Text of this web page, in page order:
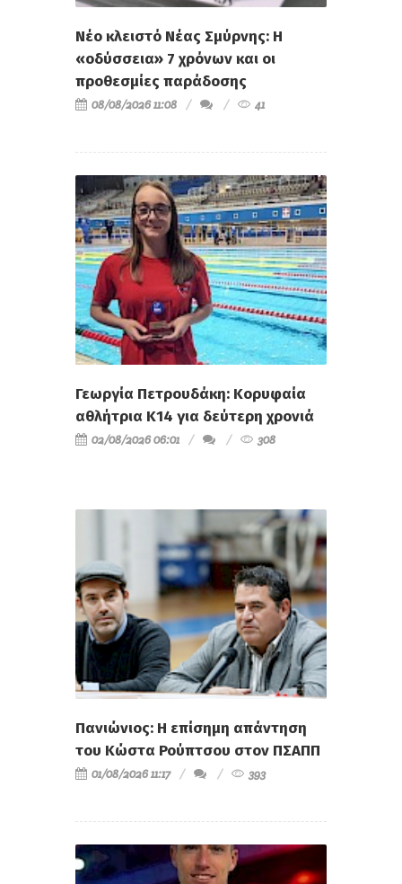
Νέο κλειστό Νέας Σμύρνης: Η
«οδύσσεια» 7 χρόνων και οι
προθεσμίες παράδοσης
08/08/2026 11:08 41
Γεωργία Πετρουδάκη: Κορυφαία
αθλήτρια Κ14 για δεύτερη χρονιά
02/08/2026 06:01 308
Πανιώνιος: Η επίσημη απάντηση
του Κώστα Ρούπτσου στον ΠΣΑΠΠ
01/08/2026 11:17 393